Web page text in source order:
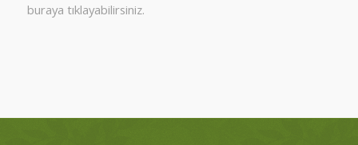
buraya tıklayabilirsiniz.